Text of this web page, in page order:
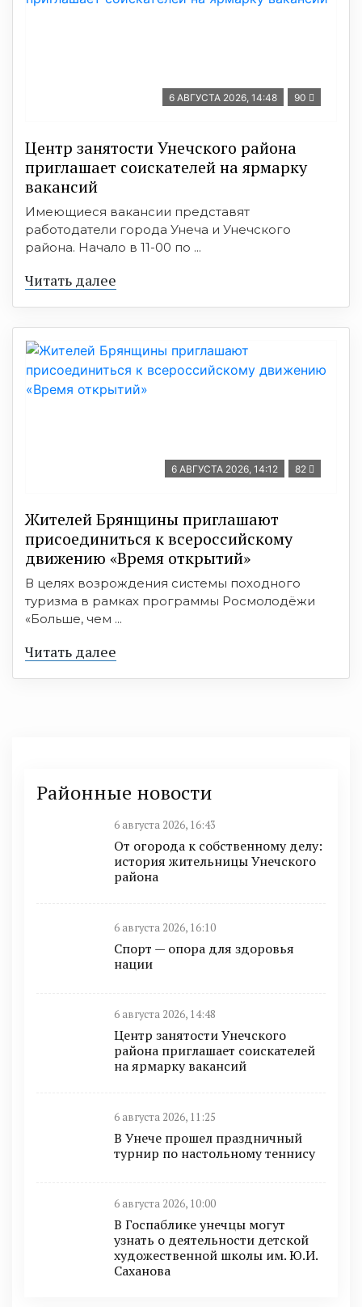
6 АВГУСТА 2026, 14:48 90
Центр занятости Унечского района
приглашает соискателей на ярмарку
вакансий
Имеющиеся вакансии представят
работодатели города Унеча и Унечского
района. Начало в 11-00 по ...
Читать далее
6 АВГУСТА 2026, 14:12 82
Жителей Брянщины приглашают
присоединиться к всероссийскому
движению «Время открытий»
В целях возрождения системы походного
туризма в рамках программы Росмолодёжи
«Больше, чем ...
Читать далее
Районные новости
6 августа 2026, 16:43
От огорода к собственному делу:
история жительницы Унечского
района
6 августа 2026, 16:10
Спорт — опора для здоровья
нации
6 августа 2026, 14:48
Центр занятости Унечского
района приглашает соискателей
на ярмарку вакансий
6 августа 2026, 11:25
В Унече прошел праздничный
турнир по настольному теннису
6 августа 2026, 10:00
В Госпаблике унечцы могут
узнать о деятельности детской
художественной школы им. Ю.И.
Саханова